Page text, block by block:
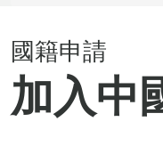
國籍申請
加入中